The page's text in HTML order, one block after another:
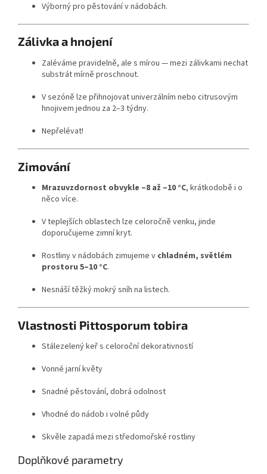
Výborný pro pěstování v nádobách.
Zálivka a hnojení
Zaléváme pravidelně, ale s mírou — mezi zálivkami nechat
substrát mírně proschnout.
V sezóně lze přihnojovat univerzálním nebo citrusovým
hnojivem jednou za 2–3 týdny.
Nepřelévat!
Zimování
Mrazuvzdornost obvykle –8 až –10 °C, krátkodobě i o
něco více.
V teplejších oblastech lze celoročně venku, jinde
doporučujeme zimní kryt.
Rostliny v nádobách zimujeme v chladném, světlém
prostoru 5–10 °C.
Nesnáší těžký mokrý sníh na listech.
Vlastnosti Pittosporum tobira
Stálezelený keř s celoroční dekorativností
Vonné jarní květy
Snadné pěstování, dobrá odolnost
Vhodné do nádob i volné půdy
Skvěle zapadá mezi středomořské rostliny
Doplňkové parametry